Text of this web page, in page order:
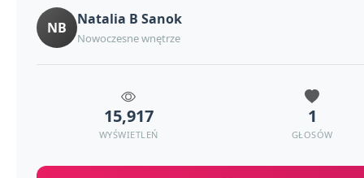
NB Natalia B Sanok
Nowoczesne wnętrze
15,917
WYŚWIETLEŃ
1
GŁOSÓW